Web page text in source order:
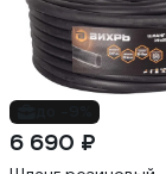
6 690 ₽